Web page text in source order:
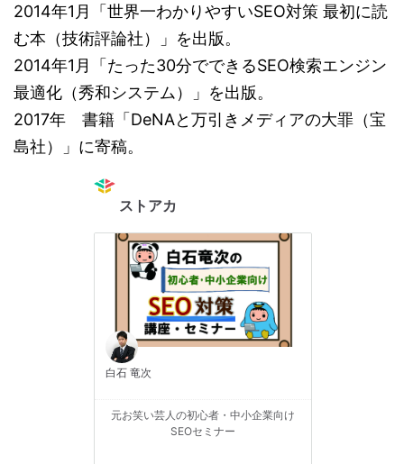
2014年1月「世界一わかりやすいSEO対策 最初に読
む本（技術評論社）」を出版。
2014年1月「たった30分でできるSEO検索エンジン
最適化（秀和システム）」を出版。
2017年 書籍「DeNAと万引きメディアの大罪（宝
島社）」に寄稿。
ストアカ
白石 竜次
元お笑い芸人の初心者・中小企業向け
SEOセミナー